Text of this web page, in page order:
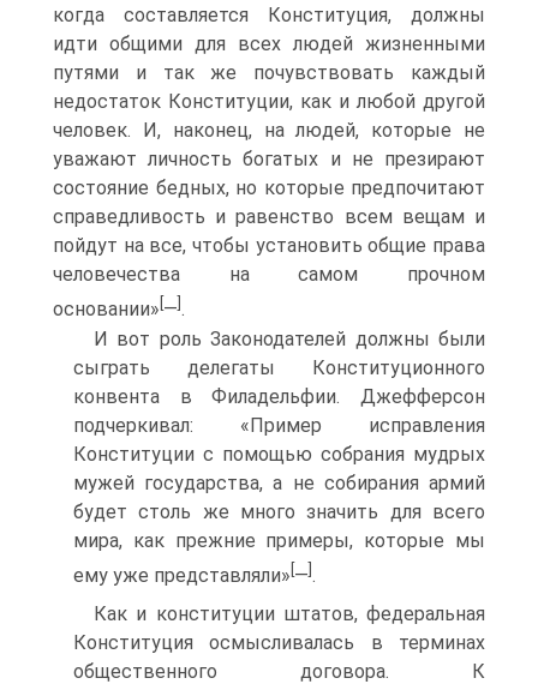
когда составляется Конституция, должны
идти общими для всех людей жизненными
путями и так же почувствовать каждый
недостаток Конституции, как и любой другой
человек. И, наконец, на людей, которые не
уважают личность богатых и не презирают
состояние бедных, но которые предпочитают
справедливость и равенство всем вещам и
пойдут на все, чтобы установить общие права
человечества на самом прочном
основании» —.
И вот роль Законодателей должны были
сыграть делегаты Конституционного
конвента в Филадельфии. Джефферсон
подчеркивал: «Пример исправления
Конституции с помощью собрания мудрых
мужей государства, а не собирания армий
будет столь же много значить для всего
мира, как прежние примеры, которые мы
ему уже представляли» [—].
Как и конституции штатов, федеральная
Конституция осмысливалась в терминах
общественного договора. К